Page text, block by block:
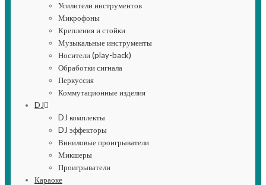
Усилители инструментов
Микрофоны
Крепления и стойки
Музыкальные инструменты
Носители (play-back)
Обработки сигнала
Перкуссия
Коммутационные изделия
DJ
DJ комплекты
DJ эффекторы
Виниловые проигрыватели
Микшеры
Проигрыватели
Караоке